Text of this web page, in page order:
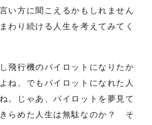
い方に聞こえるかもしれません
わり続ける人生を考えてみてく
飛行機のパイロットになりたか
ね、でもパイロットになれた人
。じゃあ、パイロットを夢見て
らめた人生は無駄なのか？ そ